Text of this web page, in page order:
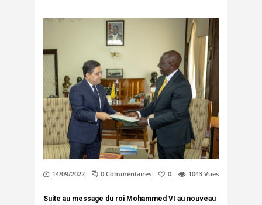
14/09/2022 0 Commentaires 0 1043 Vues
Suite au message du roi Mohammed VI au nouveau